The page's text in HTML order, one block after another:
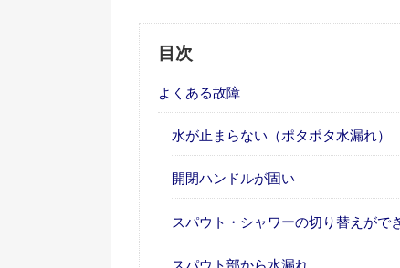
目次
よくある故障
水が止まらない（ポタポタ水漏れ）
開閉ハンドルが固い
スパウト・シャワーの切り替えがで
スパウト部から水漏れ